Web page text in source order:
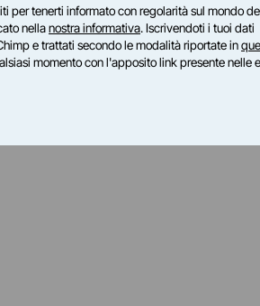
per tenerti informato con regolarità sul mondo
nellanostra informativa. Iscrivendoti i tuoi dati
e trattati secondo le modalità riportate in
momento con l'apposito link presente nelle